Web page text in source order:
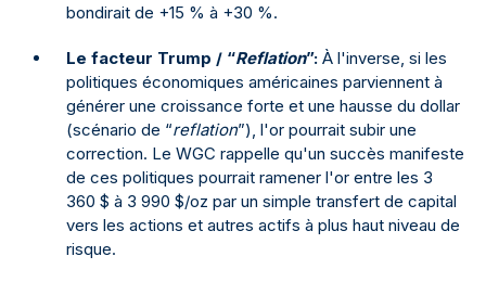
bondirait de +15 % à +30 %.
Le facteur Trump / “Reflation”: À l'inverse, si les
politiques économiques américaines parviennent à
générer une croissance forte et une hausse du dollar
(scénario de “reflation”), l'or pourrait subir une
correction. Le WGC rappelle qu'un succès manifeste
de ces politiques pourrait ramener l'or entre les 3
360 $ à 3 990 $/oz par un simple transfert de capital
vers les actions et autres actifs à plus haut niveau de
risque.